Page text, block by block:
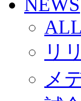
2026/27
練習見学
TICKET
奈良クラ
奈良ク
観戦ルー
2026/27
サポート
GOODS
ALL
リ
メ